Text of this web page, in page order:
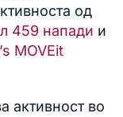
од
459 напади и
MOVEit
активност во